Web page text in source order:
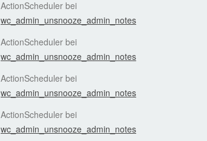
ActionScheduler bei
wc_admin_unsnooze_admin_notes
ActionScheduler bei
wc_admin_unsnooze_admin_notes
ActionScheduler bei
wc_admin_unsnooze_admin_notes
ActionScheduler bei
wc_admin_unsnooze_admin_notes